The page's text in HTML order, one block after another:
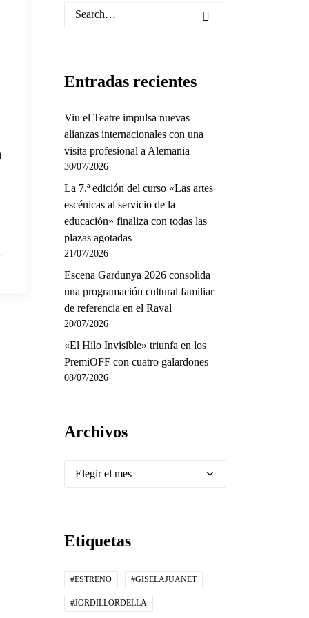
Entradas recientes
Viu el Teatre impulsa nuevas
alianzas internacionales con una
visita profesional a Alemania
30/07/2026
La 7.ª edición del curso «Las artes
escénicas al servicio de la
educación» finaliza con todas las
plazas agotadas
21/07/2026
Escena Gardunya 2026 consolida
una programación cultural familiar
de referencia en el Raval
20/07/2026
«El Hilo Invisible» triunfa en los
PremiOFF con cuatro galardones
08/07/2026
Archivos
Archivos
Etiquetas
#ESTRENO #GISELAJUANET
#JORDILLORDELLA